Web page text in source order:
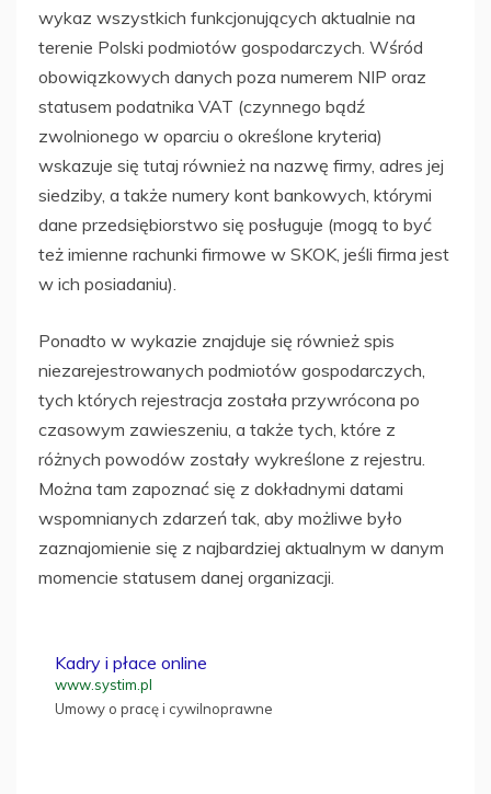
wykaz wszystkich funkcjonujących aktualnie na
terenie Polski podmiotów gospodarczych. Wśród
obowiązkowych danych poza numerem NIP oraz
statusem podatnika VAT (czynnego bądź
zwolnionego w oparciu o określone kryteria)
wskazuje się tutaj również na nazwę firmy, adres jej
siedziby, a także numery kont bankowych, którymi
dane przedsiębiorstwo się posługuje (mogą to być
też imienne rachunki firmowe w SKOK, jeśli firma jest
w ich posiadaniu).
Ponadto w wykazie znajduje się również spis
niezarejestrowanych podmiotów gospodarczych,
tych których rejestracja została przywrócona po
czasowym zawieszeniu, a także tych, które z
różnych powodów zostały wykreślone z rejestru.
Można tam zapoznać się z dokładnymi datami
wspomnianych zdarzeń tak, aby możliwe było
zaznajomienie się z najbardziej aktualnym w danym
momencie statusem danej organizacji.
Kadry i płace online
www.systim.pl
Umowy o pracę i cywilnoprawne